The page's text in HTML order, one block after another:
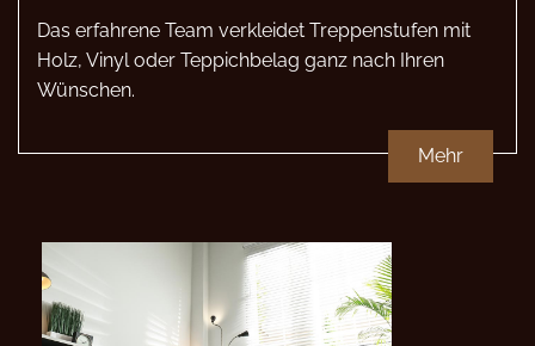
Das erfahrene Team verkleidet Treppenstufen mit
Holz, Vinyl oder Teppichbelag ganz nach Ihren
Wünschen.
Mehr